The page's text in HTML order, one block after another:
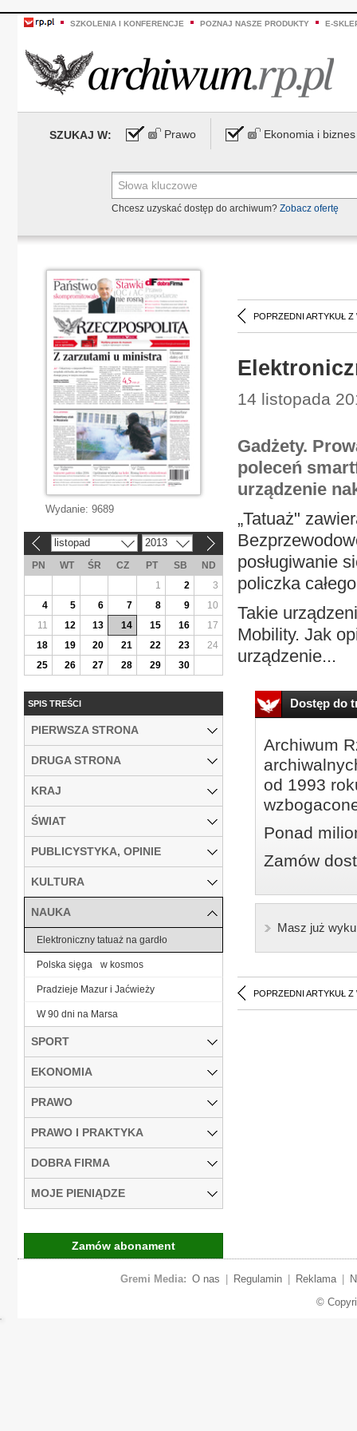
SZKOLENIA I KONFERENCJE POZNAJ NASZE PRODUKTY E-
SZUKAJ W: Prawo Ekonomia i biznes
Chcesz uzyskać dostęp do archiwum? Zobacz ofertę
POPRZEDNI ARTYKUŁ Z
14 listopada
Gadżety.
poleceń
urządzenie
„Tatuaż"
posługiwanie
policzka
Takie
Mobility. Jak
urządzenie...
Dostęp do
Archiwum
od 1993
Ponad
Zamów
Masz już
POPRZEDNI ARTYKUŁ Z
Wydanie: 9689
listopad 2013
PN WT ŚR CZ PT SB
ND
1
2
3
4
5 6 7 8 9
10
11
12 13 14 15 16
17
18
19 20 21 22 23
24
25
26 27 28 29 30
SPIS TREŚCI
PIERWSZA STRONA
DRUGA STRONA
KRAJ
ŚWIAT
PUBLICYSTYKA, OPINIE
KULTURA
NAUKA
Elektroniczny tatuaż na gardło
Polska sięga w kosmos
Pradzieje Mazur i Jaćwieży
W 90 dni na Marsa
SPORT
EKONOMIA
PRAWO
PRAWO I PRAKTYKA
DOBRA FIRMA
MOJE PIENIĄDZE
Zamów abonament
Gremi Media: O nas Regulamin Reklama
©